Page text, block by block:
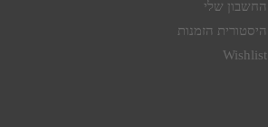
החשבון שלי
היסטורית הזמנות
Wishlist